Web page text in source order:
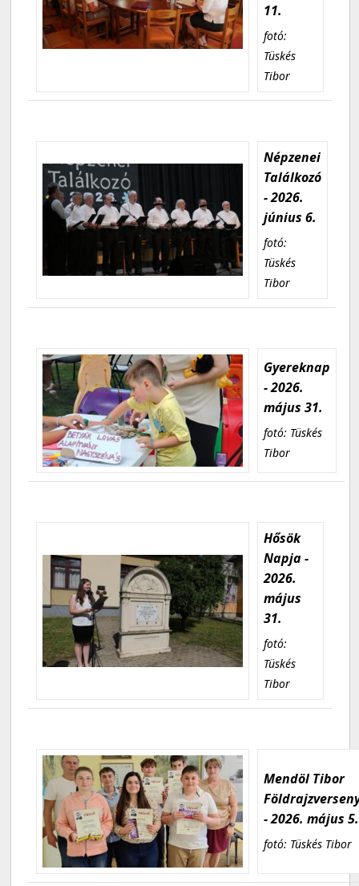
11.
fotó:
Tüskés
Tibor
Népzenei
Találkozó
- 2026.
június 6.
fotó:
Tüskés
Tibor
Gyereknap
- 2026.
május 31.
fotó: Tüskés
Tibor
Hősök
Napja -
2026.
május
31.
fotó:
Tüskés
Tibor
Mendöl Tibor
- 2026. május 5.
fotó: Tüskés Tibor